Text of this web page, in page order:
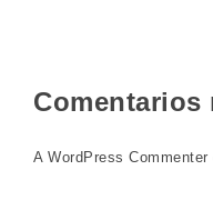
Comentarios
A WordPress Commenter